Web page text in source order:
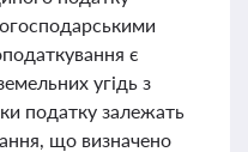
є
угідь з
податку залежать
що визначено